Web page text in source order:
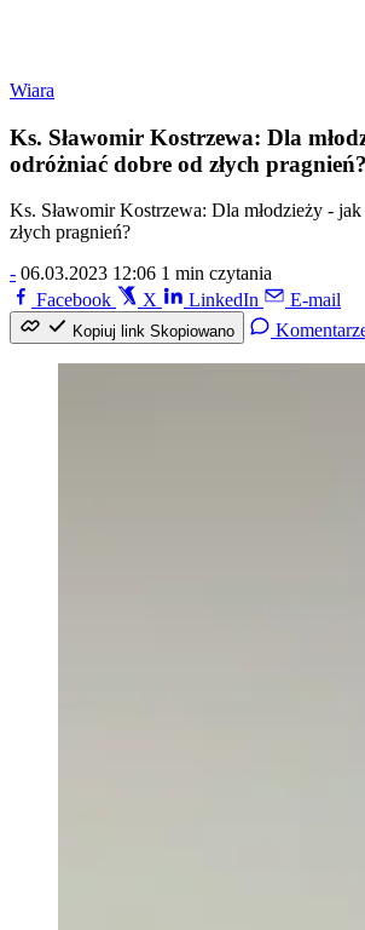
Wiara
Ks. Sławomir Kostrzewa: Dla
odróżniać dobre od złych pragnień?
Ks. Sławomir Kostrzewa: Dla młodzieży -
złych pragnień?
- 06.03.2023 12:06 1 min czytania
Facebook
X LinkedIn E-mail
Kopiuj link Skopiowano